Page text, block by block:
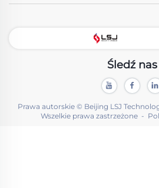
Śledź nas
Prawa autorskie © Beijing LSJ
Wszelkie prawa zastrzeżone -